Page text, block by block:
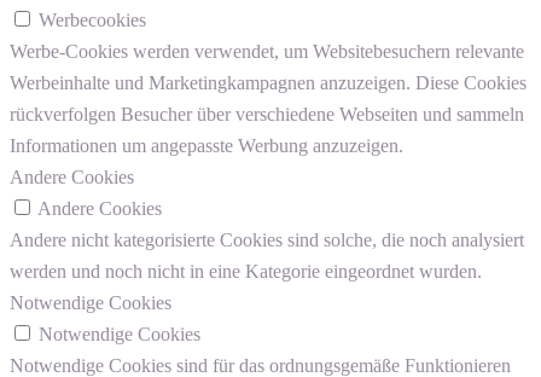
Werbecookies
Werbe-Cookies werden verwendet, um Websitebesuchern relevante
Werbeinhalte und Marketingkampagnen anzuzeigen. Diese Cookies
rückverfolgen Besucher über verschiedene Webseiten und sammeln
Informationen um angepasste Werbung anzuzeigen.
Andere Cookies
Andere Cookies
Andere nicht kategorisierte Cookies sind solche, die noch analysiert
werden und noch nicht in eine Kategorie eingeordnet wurden.
Notwendige Cookies
Notwendige Cookies
Notwendige Cookies sind für das ordnungsgemäße Funktionieren